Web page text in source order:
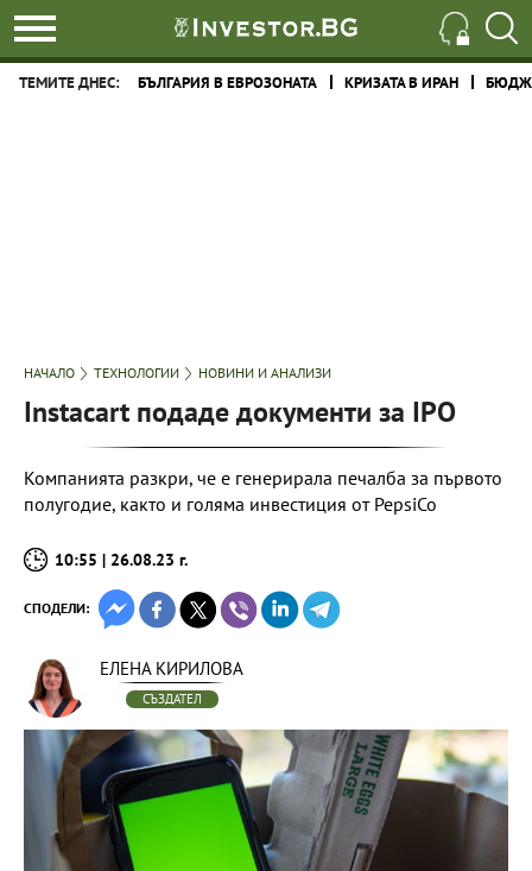
ТЕМИТЕ ДНЕС: БЪЛГАРИЯ В ЕВРОЗОНАТА КРИЗАТА В ИРАН
НАЧАЛО ТЕХНОЛОГИИ НОВИНИ И АНАЛИЗИ
Instacart подаде документи за IPO
Компанията разкри, че е генерирала печалба за първото
полугодие, както и голяма инвестиция от PepsiCo
10:55 | 26.08.23 г.
СПОДЕЛИ:
ЕЛЕНА КИРИЛОВА
СЪЗДАТЕЛ